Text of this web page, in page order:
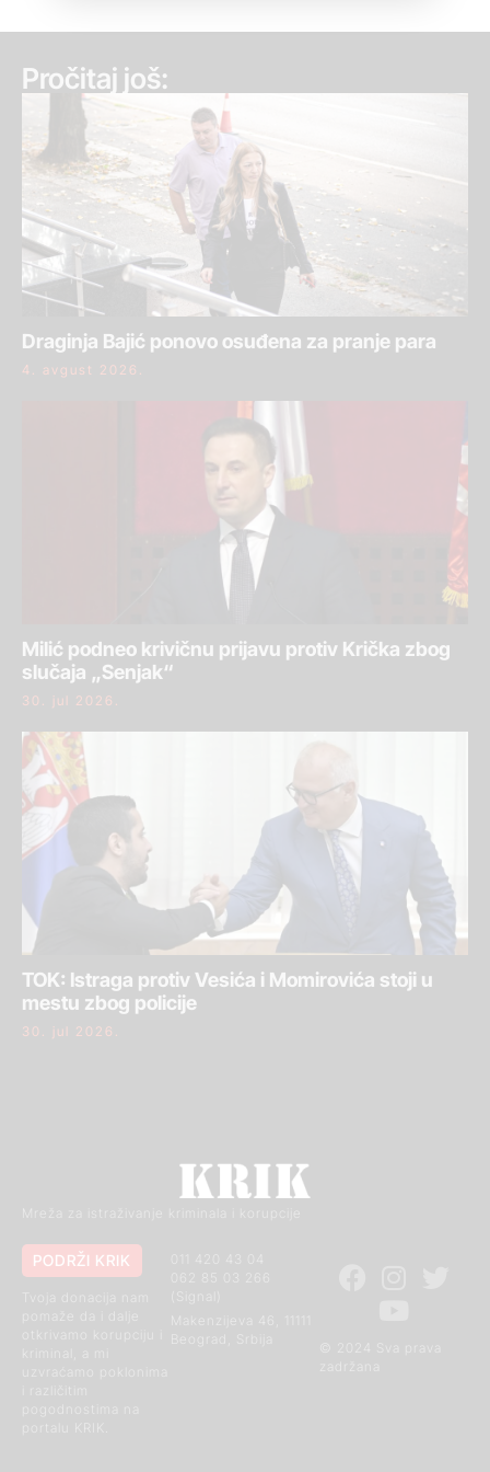
Pročitaj još:
Draginja Bajić ponovo osuđena za pranje para
4. avgust 2026.
Milić podneo krivičnu prijavu protiv Krička zbog
slučaja „Senjak“
30. jul 2026.
TOK: Istraga protiv Vesića i Momirovića stoji u
mestu zbog policije
30. jul 2026.
Mreža za istraživanje kriminala i korupcije
© 2024 Sva prava
011 420 43 04
Makenzijeva 46, 11111
PODRŽI KRIK
otkrivamo korupciju i
kriminal, a mi
uzvraćamo poklonima
i različitim
pogodnostima na
portalu KRIK.